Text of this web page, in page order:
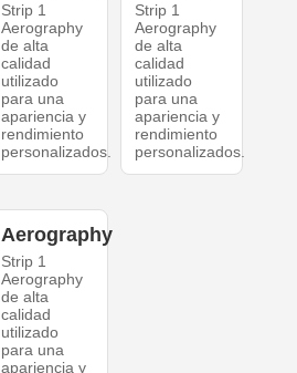
Strip 1
Aerography
de alta
calidad
utilizado
para una
apariencia y
rendimiento
personalizados.
Strip 1
Aerography
de alta
calidad
utilizado
para una
apariencia y
rendimiento
personalizados.
Aerography
Strip 1
Aerography
de alta
calidad
utilizado
para una
apariencia y